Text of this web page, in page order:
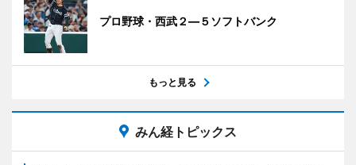
プロ野球・西武２―５ソフトバンク
もっと見る
みん経トピックス